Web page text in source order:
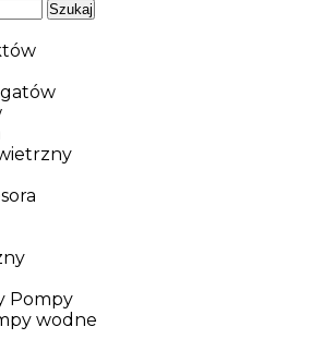
Szukaj
Pompy
wodne